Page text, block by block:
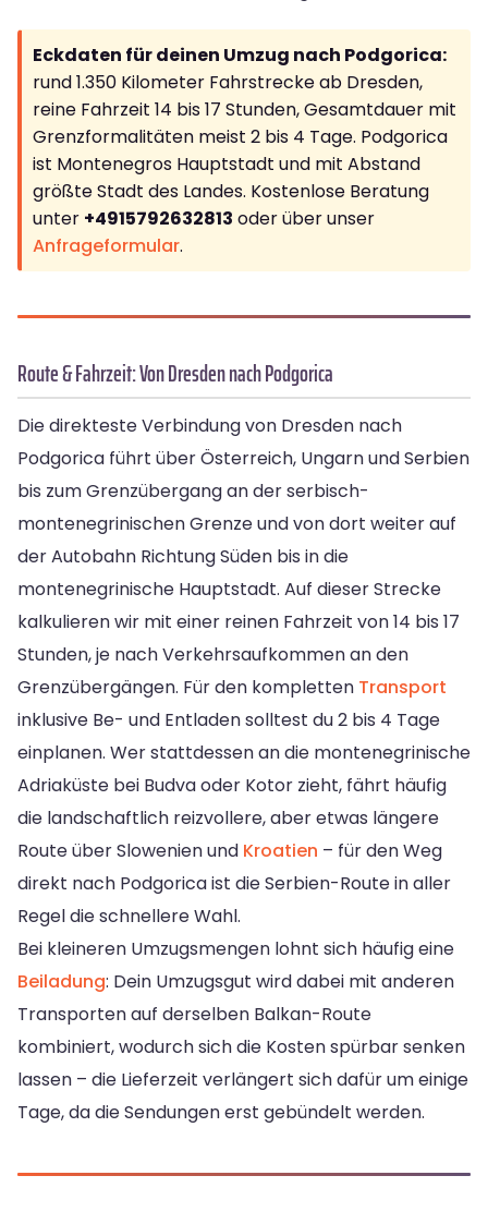
Eckdaten für deinen Umzug nach Podgorica:
rund 1.350 Kilometer Fahrstrecke ab Dresden,
reine Fahrzeit 14 bis 17 Stunden, Gesamtdauer mit
Grenzformalitäten meist 2 bis 4 Tage. Podgorica
ist Montenegros Hauptstadt und mit Abstand
größte Stadt des Landes. Kostenlose Beratung
unter +4915792632813 oder über unser
Anfrageformular.
Route & Fahrzeit: Von Dresden nach Podgorica
Die direkteste Verbindung von Dresden nach
Podgorica führt über Österreich, Ungarn und Serbien
bis zum Grenzübergang an der serbisch-
montenegrinischen Grenze und von dort weiter auf
der Autobahn Richtung Süden bis in die
montenegrinische Hauptstadt. Auf dieser Strecke
kalkulieren wir mit einer reinen Fahrzeit von 14 bis 17
Stunden, je nach Verkehrsaufkommen an den
Grenzübergängen. Für den kompletten Transport
inklusive Be- und Entladen solltest du 2 bis 4 Tage
einplanen. Wer stattdessen an die montenegrinische
Adriaküste bei Budva oder Kotor zieht, fährt häufig
die landschaftlich reizvollere, aber etwas längere
Route über Slowenien und Kroatien – für den Weg
direkt nach Podgorica ist die Serbien-Route in aller
Regel die schnellere Wahl.
Bei kleineren Umzugsmengen lohnt sich häufig eine
Beiladung: Dein Umzugsgut wird dabei mit anderen
Transporten auf derselben Balkan-Route
kombiniert, wodurch sich die Kosten spürbar senken
lassen – die Lieferzeit verlängert sich dafür um einige
Tage, da die Sendungen erst gebündelt werden.